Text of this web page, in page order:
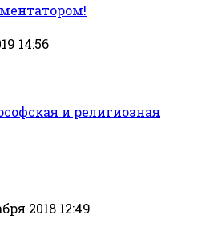
14:56
и религиозная
2018 12:49